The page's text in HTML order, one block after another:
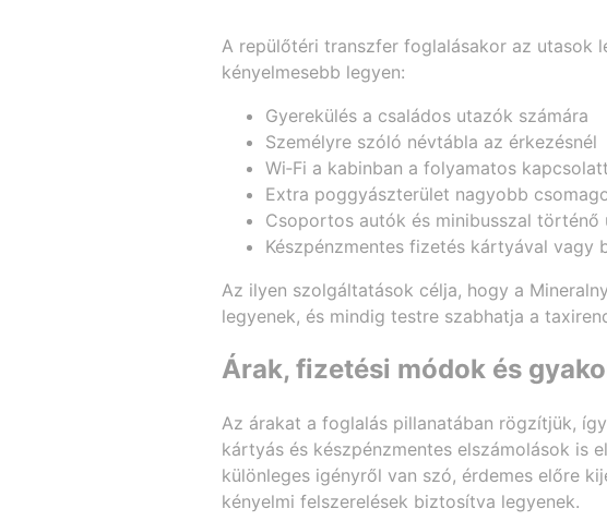
A repülőtéri transzfer foglalásakor az utasok
kényelmesebb legyen:
Gyerekülés a családos utazók számára
Személyre szóló névtábla az érkezésnél
Wi‑Fi a kabinban a folyamatos
Extra poggyászterület nagyobb
Csoportos autók és minibusszal történő
Készpénzmentes fizetés kártyával vagy
Az ilyen szolgáltatások célja, hogy a
legyenek, és mindig testre szabhatja a
Árak, fizetési módok és
Az árakat a foglalás pillanatában rögzítjük,
kártyás és készpénzmentes elszámolások is
különleges igényről van szó, érdemes előre
kényelmi felszerelések biztosítva legyenek.